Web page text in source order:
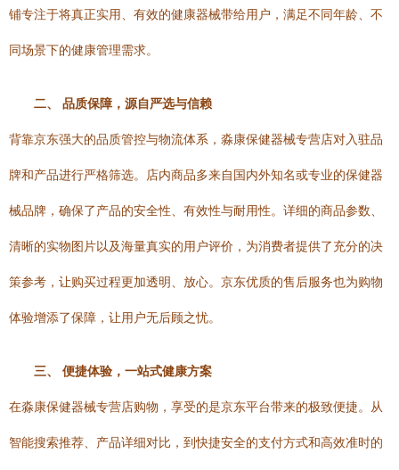
铺专注于将真正实用、有效的健康器械带给用户，满足不同年龄、不
同场景下的健康管理需求。
二、 品质保障，源自严选与信赖
背靠京东强大的品质管控与物流体系，淼康保健器械专营店对入驻品
牌和产品进行严格筛选。店内商品多来自国内外知名或专业的保健器
械品牌，确保了产品的安全性、有效性与耐用性。详细的商品参数、
清晰的实物图片以及海量真实的用户评价，为消费者提供了充分的决
策参考，让购买过程更加透明、放心。京东优质的售后服务也为购物
体验增添了保障，让用户无后顾之忧。
三、 便捷体验，一站式健康方案
在淼康保健器械专营店购物，享受的是京东平台带来的极致便捷。从
智能搜索推荐、产品详细对比，到快捷安全的支付方式和高效准时的